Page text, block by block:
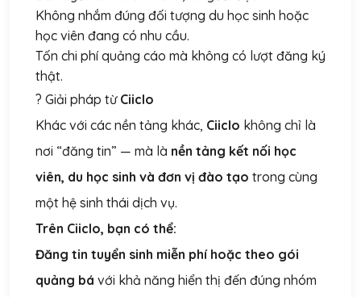
Không nhắm đúng đối tượng du học sinh hoặc
học viên đang có nhu cầu.
Tốn chi phí quảng cáo mà không có lượt đăng ký
thật.
? Giải pháp từ Ciiclo
Khác với các nền tảng khác, Ciiclo không chỉ là
nơi “đăng tin” — mà là nền tảng kết nối học
viên, du học sinh và đơn vị đào tạo trong cùng
một hệ sinh thái dịch vụ.
Trên Ciiclo, bạn có thể:
Đăng tin tuyển sinh miễn phí hoặc theo gói
quảng bá với khả năng hiển thị đến đúng nhóm